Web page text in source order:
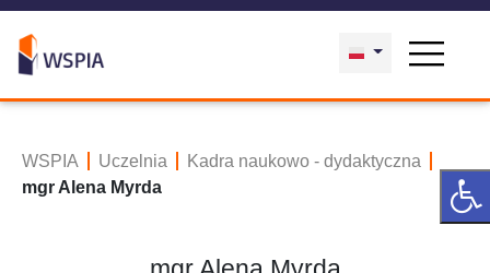
WSPIA Uczelnia
Kadra naukowo - dydaktyczna
mgr Alena Myrda